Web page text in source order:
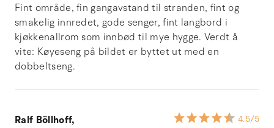
Fint område, fin gangavstand til stranden, fint og
smakelig innredet, gode senger, fint langbord i
kjøkkenallrom som innbød til mye hygge. Verdt å
vite: Køyeseng på bildet er byttet ut med en
dobbeltseng.
Ralf Böllhoff, 4.5/5